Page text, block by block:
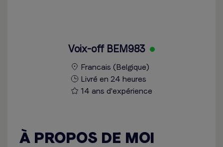
Voix-off BEM983
Francais (Belgique)
Livré en 24 heures
14 ans d'expérience
À PROPOS DE MOI